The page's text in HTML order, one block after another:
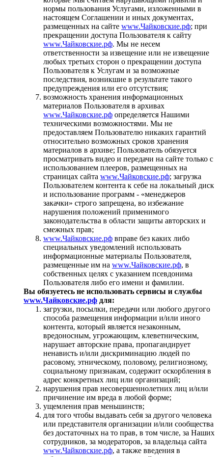
нормы пользования Услугами, изложенными в
настоящем Соглашении и иных документах,
размещенных на сайте www.Чайковские.рф; при
прекращении доступа Пользователя к сайту
www.Чайковские.рф. Мы не несем
ответственности за извещение или не извещение
любых третьих сторон о прекращении доступа
Пользователя к Услугам и за возможные
последствия, возникшие в результате такого
предупреждения или его отсутствия;
возможность хранения информационных
материалов Пользователя в архивах
www.Чайковские.рф определяется Нашими
техническими возможностями. Мы не
предоставляем Пользователю никаких гарантий
относительно возможных сроков хранения
материалов в архиве; Пользователь обязуется
просматривать видео и передачи на сайте только с
использованием плееров, размещенных на
страницах сайта www.Чайковские.рф; загрузка
Пользователем контента к себе на локальный диск
и использование программ - «менеджеров
закачки» строго запрещена, во избежание
нарушения положений применимого
законодательства в области защиты авторских и
смежных прав;
www.Чайковские.рф вправе без каких либо
специальных уведомлений использовать
информационные материалы Пользователя,
размещенные им на www.Чайковские.рф, в
собственных целях с указанием псевдонима
Пользователя либо его имени и фамилии.
Вы обязуетесь не использовать сервисы и службы
www.Чайковские.рф для:
загрузки, посылки, передачи или любого другого
способа размещения информации и/или иного
контента, который является незаконным,
вредоносным, угрожающим, клеветническим,
нарушает авторские права, пропагандирует
ненависть и/или дискриминацию людей по
расовому, этническому, половому, религиозному,
социальному признакам, содержит оскорбления в
адрес конкретных лиц или организаций;
нарушения прав несовершеннолетних лиц и/или
причинение им вреда в любой форме;
ущемления прав меньшинств;
для того чтобы выдавать себя за другого человека
или представителя организации и/или сообщества
без достаточных на то прав, в том числе, за Наших
сотрудников, за модераторов, за владельца сайта
www.Чайковские.рф, а также введения в